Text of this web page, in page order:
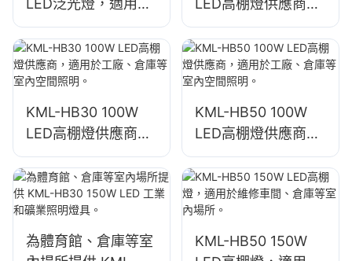
LED泛光燈，適用於
戶外建築立面和建築
工地照明
LED高棚燈供應商，
適用於工廠、倉庫等
室內空間照明。
KML-HB30 100W
LED高棚燈供應商，
適用於工廠、倉庫等
室內空間照明。
KML-HB50 100W
LED高棚燈供應商，
適用於工廠、倉庫等
室內空間照明。
為體育館、倉庫等室
KML-HB50 150W